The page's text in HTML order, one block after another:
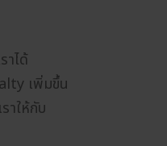
ได้
เพิ่มขึ้น
าให้กับ